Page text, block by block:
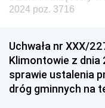
2024 poz. 3716
Uchwała nr XXX/
Klimontowie z dnia
sprawie ustalenia
dróg gminnych na